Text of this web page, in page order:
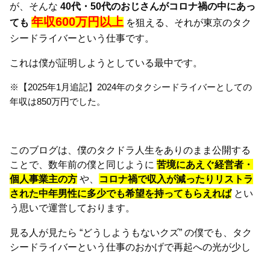
が、そんな40代・50代のおじさんがコロナ禍の中にあっ
ても 年収600万円以上 を狙える、それが東京のタク
シードライバーという仕事です。
これは僕が証明しようとしている最中です。
※【2025年1月追記】2024年のタクシードライバーとしての
年収は850万円でした。
このブログは、僕のタクドラ人生をありのまま公開する
ことで、数年前の僕と同じように苦境にあえぐ経営者・
個人事業主の方 や、 コロナ禍で収入が減ったりリストラ
された中年男性に多少でも希望を持ってもらえればとい
う思いで運営しております。
見る人が見たら “どうしようもないクズ” の僕でも、タク
シードライバーという仕事のおかげで再起への光が少し